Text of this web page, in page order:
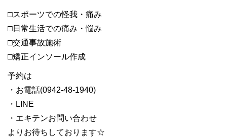
□スポーツでの怪我・痛み
□日常生活での痛み・悩み
□交通事故施術
□矯正インソール作成
予約は
・お電話(0942-48-1940)
・LINE
・エキテンお問い合わせ
よりお待ちしております☆